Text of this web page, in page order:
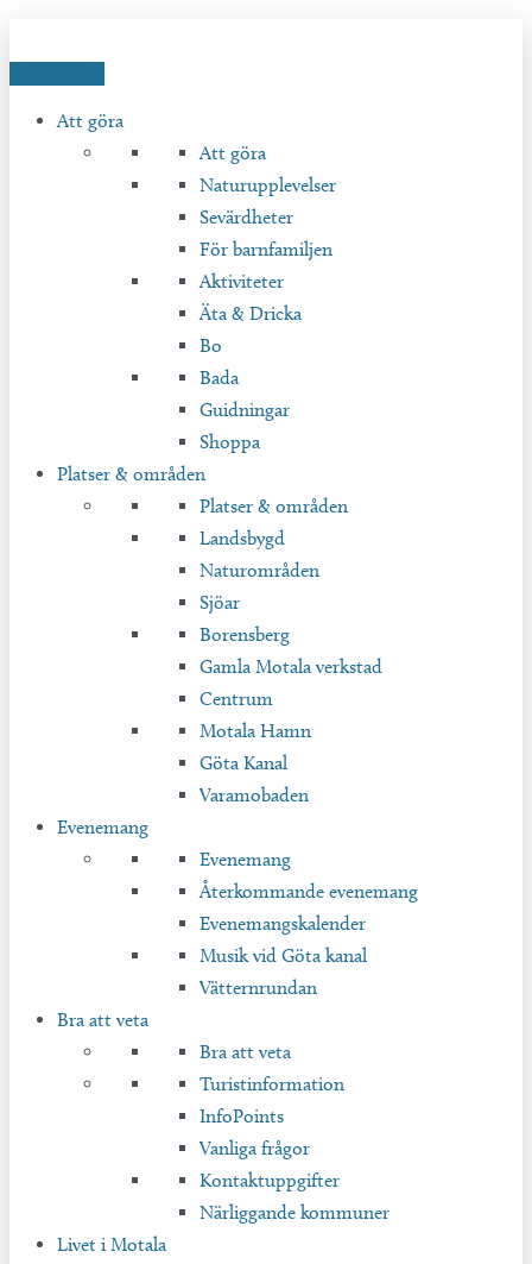
till
innehåll
Att göra
Att göra
Naturupplevelser
Sevärdheter
För barnfamiljen
Aktiviteter
Äta & Dricka
Bo
Bada
Guidningar
Shoppa
Platser & områden
Platser & områden
Landsbygd
Naturområden
Sjöar
Borensberg
Gamla Motala verkstad
Centrum
Motala Hamn
Göta Kanal
Varamobaden
Evenemang
Evenemang
Återkommande evenemang
Evenemangskalender
Musik vid Göta kanal
Vätternrundan
Bra att veta
Bra att veta
Turistinformation
InfoPoints
Vanliga frågor
Kontaktuppgifter
Närliggande kommuner
Livet i Motala